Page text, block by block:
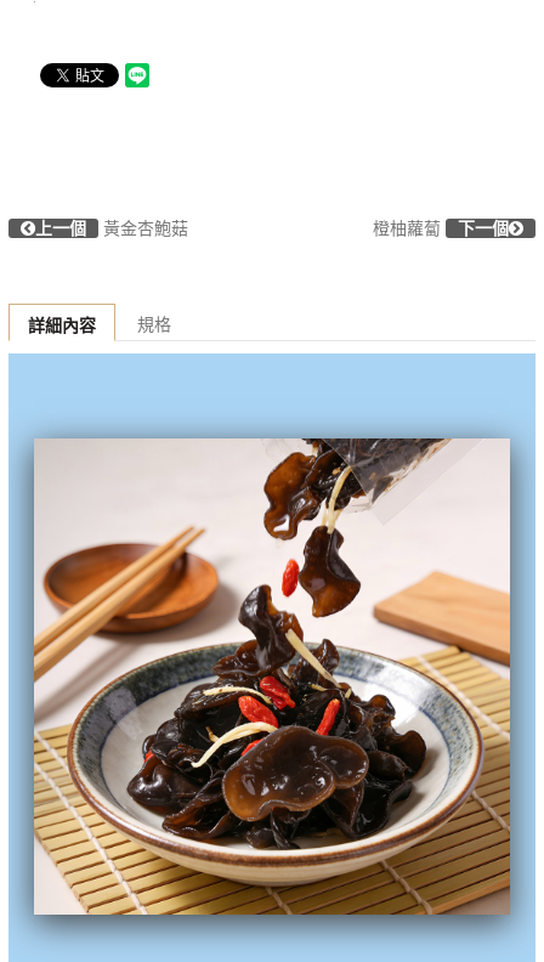
上一個 黃金杏鮑菇 橙柚蘿蔔 下一個
詳細內容 規格